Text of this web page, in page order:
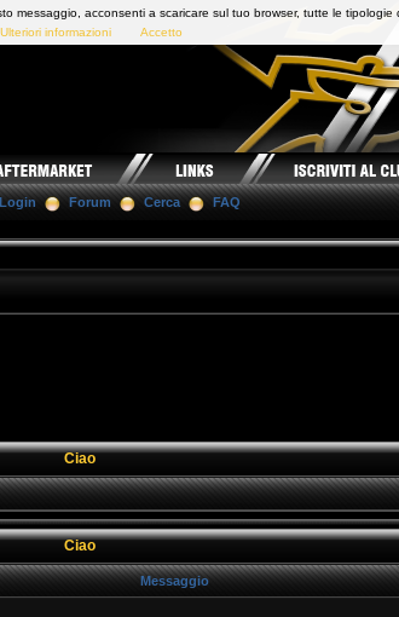
Login Forum Cerca FAQ
Ciao
Ciao
Messaggio
messaggio, acconsenti a scaricare sul tuo browser, tutte le tipologie
Ulteriori informazioni
Accetto